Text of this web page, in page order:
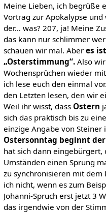
Meine Lieben, ich begrüße
Vortrag zur Apokalypse
der… was? 207, ja! Meine
das kann nur schlimmer
schauen wir mal. Aber es
„Osterstimmung“.Also
Wochensprüchen wieder
ich lese euch den einmal
den Letzten lesen, den wir
Weil ihr wisst, dass Ostern
sich das praktisch bis zu
einzige Angabe von Steiner
Ostersonntag beginnt
hat sich dann eingebürgert,
Umständen einen Sprung
zu synchronisieren mit
ich nicht, wenn es zum
Johanni-Spruch erst jetzt 3
das irgendwie von der